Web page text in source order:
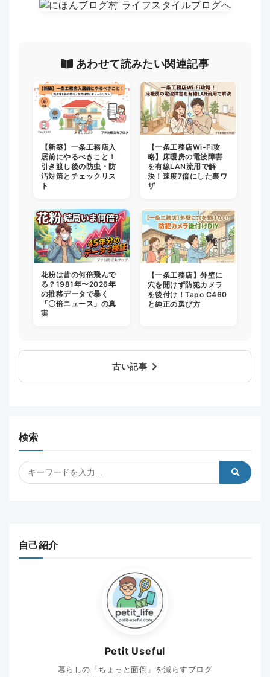
あわせて読みたい関連記事
【新築】一条工務店入
居前にやるべきこと！
引き渡し後の防虫・防
汚対策とチェックリス
ト
【一条工務店Wi-Fi攻
略】床暖房の電波障害
を有線LAN流用で解
決！速度7倍にした裏ワ
ザ
花粉は昔の何倍飛んで
る？1981年〜2026年
の推移データで暴く
「〇倍ニュース」の真
実
【一条工務店】外壁に
穴を開けず防犯カメラ
を後付け！Tapo C460
と純正の選び方
古い記事
検索
自己紹介
Petit Useful
暮らしの「ちょっと面倒」を減らすブログ